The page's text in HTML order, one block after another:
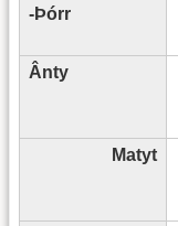
-Þórr
Ânty
Matyt